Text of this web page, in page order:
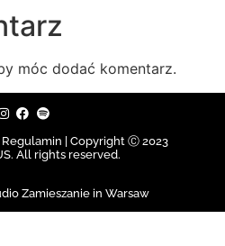
móc dodać komentarz.
| Copyright Ⓒ 2023
All rights reserved.
Zamieszanie in Warsaw